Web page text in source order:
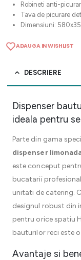
Robineti anti-
Tava de picurare
Dimensiuni:
ADAUGA IN WISHLIST
DESCRIERE
Dispenser
ideala pentru
Parte din gama
dispenser
este conceput
bucatarii
unitati de catering.
designul robust din
pentru orice spatiu
bauturilor reci este
Avantaje si